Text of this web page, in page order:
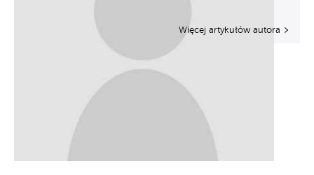
Więcej artykułów autora